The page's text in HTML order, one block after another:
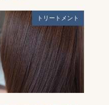
トリートメント